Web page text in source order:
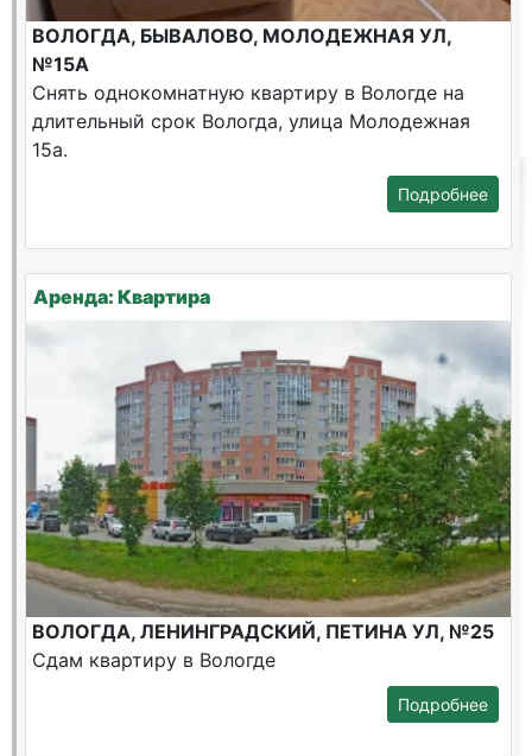
ВОЛОГДА, БЫВАЛОВО, МОЛОДЕЖНАЯ УЛ,
№15А
Снять однокомнатную квартиру в Вологде на
длительный срок Вологда, улица Молодежная
15а.
Подробнее
Аренда: Квартира
ВОЛОГДА, ЛЕНИНГРАДСКИЙ, ПЕТИНА УЛ, №25
Сдам квартиру в Вологде
Подробнее